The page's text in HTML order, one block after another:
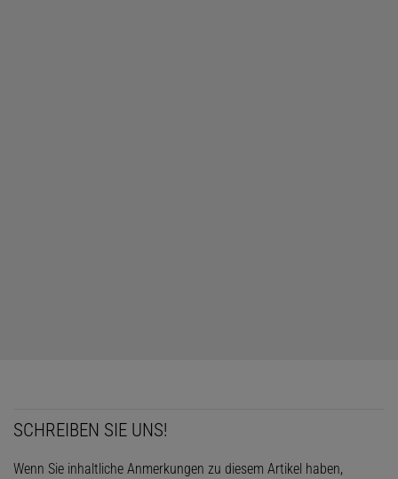
SCHREIBEN SIE UNS!
Wenn Sie inhaltliche Anmerkungen zu diesem Artikel haben,